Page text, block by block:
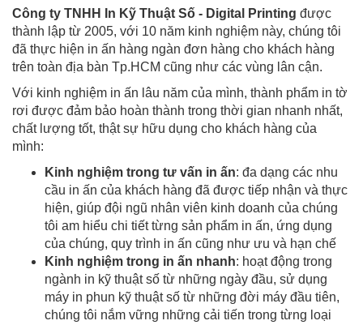
Công ty TNHH In Kỹ Thuật Số - Digital Printing được
thành lập từ 2005, với 10 năm kinh nghiệm này, chúng tôi
đã thực hiện in ấn hàng ngàn đơn hàng cho khách hàng
trên toàn địa bàn Tp.HCM cũng như các vùng lân cận.
Với kinh nghiệm in ấn lâu năm của mình, thành phẩm in tờ
rơi được đảm bảo hoàn thành trong thời gian nhanh nhất,
chất lượng tốt, thật sự hữu dụng cho khách hàng của
mình:
Kinh nghiệm trong tư vấn in ấn: đa dạng các nhu
cầu in ấn của khách hàng đã được tiếp nhận và thực
hiện, giúp đội ngũ nhân viên kinh doanh của chúng
tôi am hiểu chi tiết từng sản phẩm in ấn, ứng dụng
của chúng, quy trình in ấn cũng như ưu và hạn chế
Kinh nghiệm trong in ấn nhanh: hoạt động trong
ngành in kỹ thuật số từ những ngày đầu, sử dụng
máy in phun kỹ thuật số từ những đời máy đầu tiên,
chúng tôi nắm vững những cải tiến trong từng loại